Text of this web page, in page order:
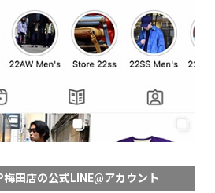
梅田店の公式LINE@アカウント